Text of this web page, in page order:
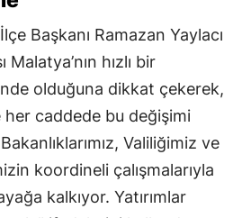
Başkanı Ramazan Yaylacı
hızlı bir
olduğuna dikkat çekerek,
her caddede bu değişimi
Valiliğimiz ve
koordineli çalışmalarıyla
kalkıyor. Yatırımlar